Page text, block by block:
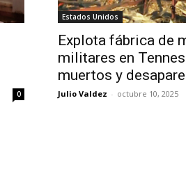
0
Estados Unidos
Explota fábrica de
militares en
muertos y
Julio Valdez - octubre 10, 2025